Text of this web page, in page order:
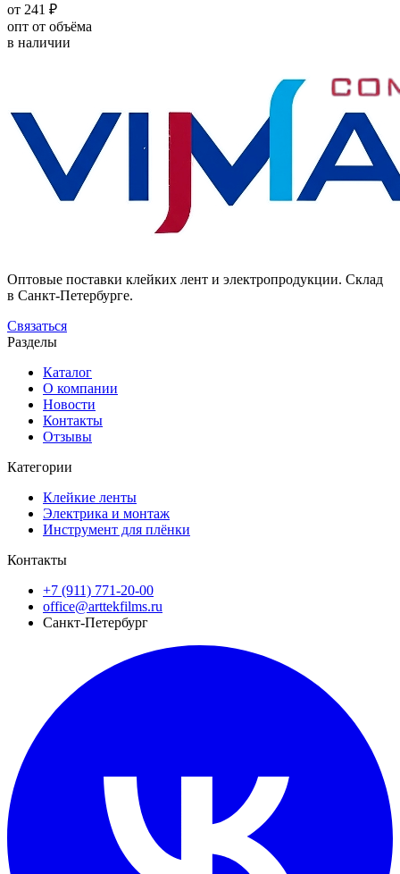
от 241 ₽
опт от объёма
в наличии
Оптовые поставки клейких лент и электропродукции. Склад
в Санкт-Петербурге.
Связаться
Разделы
Каталог
О компании
Новости
Контакты
Отзывы
Категории
Клейкие ленты
Электрика и монтаж
Инструмент для плёнки
Контакты
+7 (911) 771-20-00
office@arttekfilms.ru
Санкт-Петербург